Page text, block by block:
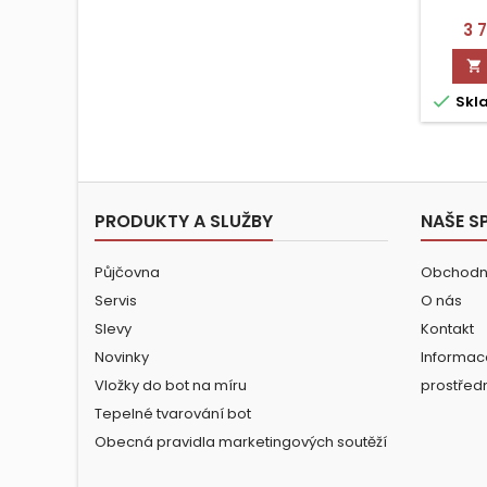
3


PRODUKTY A SLUŽBY
Půjčovna
Servis
Slevy
Novinky
Vložky do bot na míru
Tepelné tvarování bot
Obecná pravidla marketingových soutěží
NAŠE
O nás
Kontakt